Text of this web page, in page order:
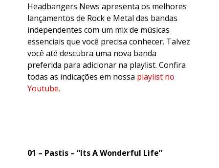
Headbangers News apresenta os melhores
lançamentos de Rock e Metal das bandas
independentes com um mix de músicas
essenciais que você precisa conhecer. Talvez
você até descubra uma nova banda
preferida para adicionar na playlist. Confira
todas as indicações em nossa playlist no
Youtube.
01 – Pastis – “Its A Wonderful Life”